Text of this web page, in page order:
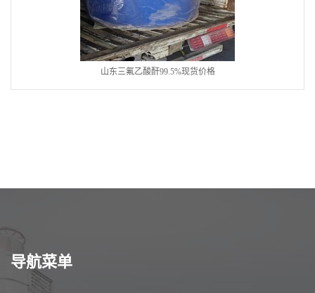
山东三氟乙酸酐99.5%现货价格
导航菜单